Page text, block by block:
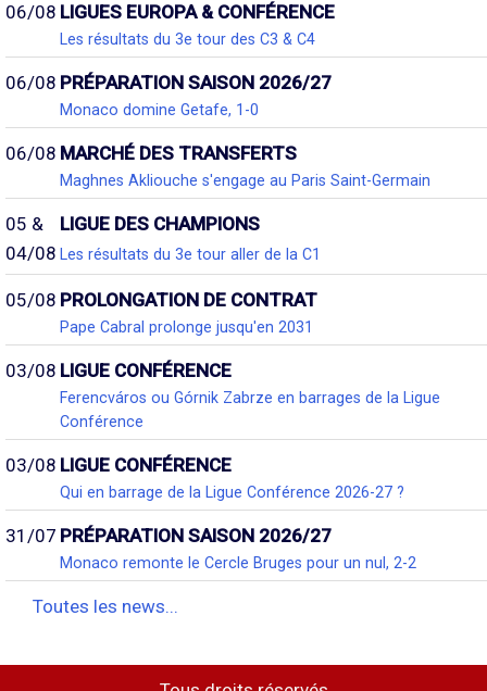
06/08 LIGUES EUROPA & CONFÉRENCE
Les résultats du 3e tour des C3 & C4
06/08 PRÉPARATION SAISON 2026/27
Monaco domine Getafe, 1-0
06/08 MARCHÉ DES TRANSFERTS
Maghnes Akliouche s'engage au Paris Saint-Germain
05 &
04/08
LIGUE DES CHAMPIONS
Les résultats du 3e tour aller de la C1
05/08 PROLONGATION DE CONTRAT
Pape Cabral prolonge jusqu'en 2031
03/08 LIGUE CONFÉRENCE
Ferencváros ou Górnik Zabrze en barrages de la Ligue
Conférence
03/08 LIGUE CONFÉRENCE
Qui en barrage de la Ligue Conférence 2026-27 ?
31/07 PRÉPARATION SAISON 2026/27
Monaco remonte le Cercle Bruges pour un nul, 2-2
Toutes les news...